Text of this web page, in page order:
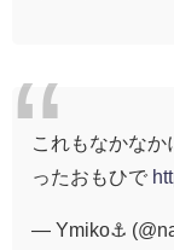
これもなかな
ったおもひで
— Ymiko⚓